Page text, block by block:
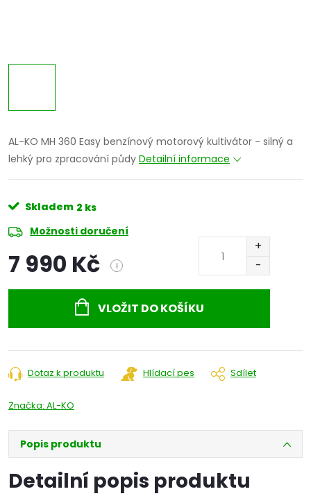
AL-KO MH 360 Easy benzínový motorový kultivátor - silný a
lehký pro zpracování půdy Detailní informace
Skladem 2 ks
Možnosti doručení
7 990 Kč i
VLOŽIT DO KOŠÍKU
Dotaz k produktu Hlídací pes Sdílet
Značka: AL-KO
Popis produktu
Detailní popis produktu